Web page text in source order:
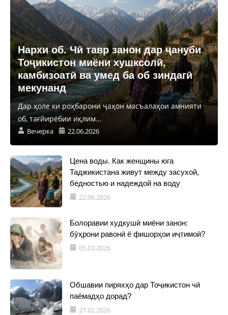
Нархи об. Чӣ тавр занон дар ҷануби
Тоҷикистон миёни хушксолӣ,
камбизоатӣ ва умед ба об зиндагӣ
мекунанд
Дар ҳоле ки роҳбарони ҷаҳон масъалаҳои амнияти
об, тағйирёбии иқлим...
Вечерка 22.06.2026
Цена воды. Как женщины юга
Таджикистана живут между засухой,
бедностью и надеждой на воду
22.06.2026
Болоравии худкушӣ миёни занон:
бӯҳрони равонӣ ё фишорҳои иҷтимоӣ?
05.03.2026
Обшавии пиряхҳо дар Тоҷикистон чӣ
паёмадҳо дорад?
27.02.2026